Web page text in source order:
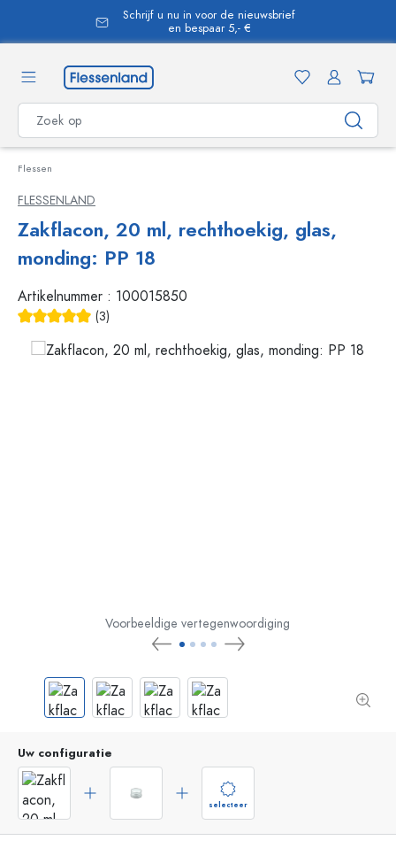
Schrijf u nu in voor de nieuwsbrief
en bespaar 5,- €
Flessen
FLESSENLAND
Zakflacon, 20 ml, rechthoekig, glas,
monding: PP 18
Artikelnummer : 100015850
(3)
Voorbeeldige vertegenwoordiging
Uw configuratie
selecteer